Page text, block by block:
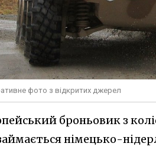
фото з відкритих джерел
броньовик з
німецько-